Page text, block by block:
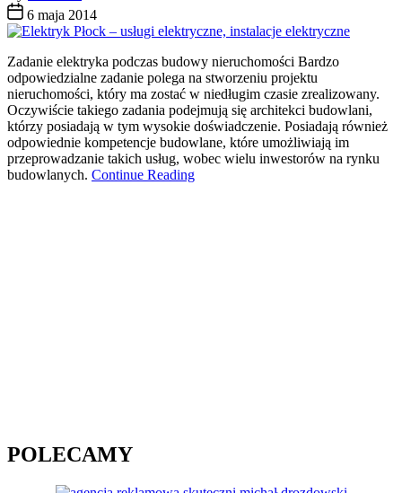
6 maja 2014
Zadanie elektryka podczas budowy nieruchomości Bardzo
odpowiedzialne zadanie polega na stworzeniu projektu
nieruchomości, który ma zostać w niedługim czasie zrealizowany.
Oczywiście takiego zadania podejmują się architekci budowlani,
którzy posiadają w tym wysokie doświadczenie. Posiadają również
odpowiednie kompetencje budowlane, które umożliwiają im
przeprowadzanie takich usług, wobec wielu inwestorów na rynku
budowlanych. Continue Reading
POLECAMY